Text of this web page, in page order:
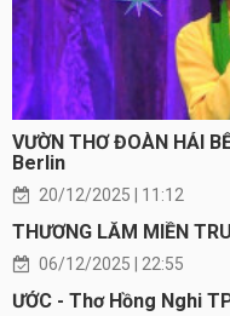
VƯỜN THƠ ĐOÀN HẢI
Berlin
20/12/2025 | 11:12
THƯƠNG LẮM MIỀN
06/12/2025 | 22:55
ƯỚC - Thơ Hồng Nghi